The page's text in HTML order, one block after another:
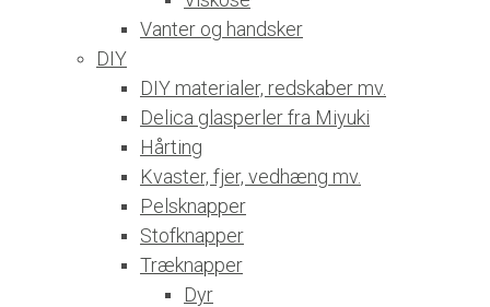
Vanter og handsker
DIY
DIY materialer, redskaber mv.
Delica glasperler fra Miyuki
Hårting
Kvaster, fjer, vedhæng mv.
Pelsknapper
Stofknapper
Træknapper
Dyr